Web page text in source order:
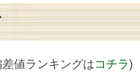
値ランキングはコチラ)